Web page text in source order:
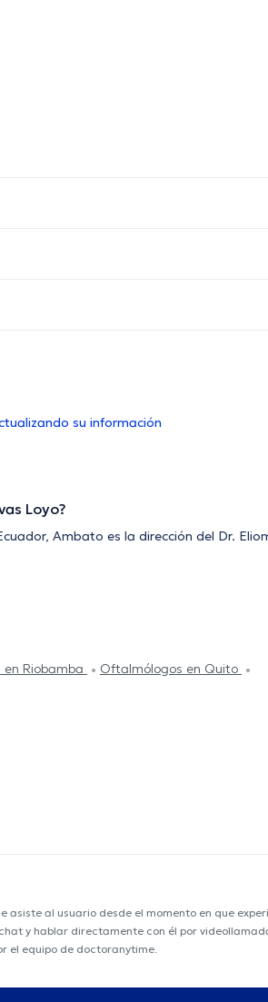
su información
Loyo?
Ambato es la dirección del Dr.
Riobamba
Oftalmólogos en Quito
asiste al usuario desde el momento en que
y hablar directamente con él por
el equipo de doctoranytime.